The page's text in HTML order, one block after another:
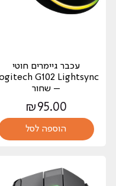
עכבר גיימרים חוטי
G102 Lightsync
– שחור
₪ 95.00
הוספה לסל